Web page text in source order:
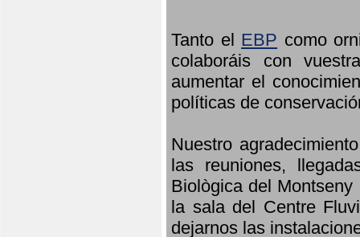
Tanto el EBP como
colaboráis con
aumentar el
políticas de
Nuestro
las reuniones,
Biològica del
la sala del Centre
dejarnos las